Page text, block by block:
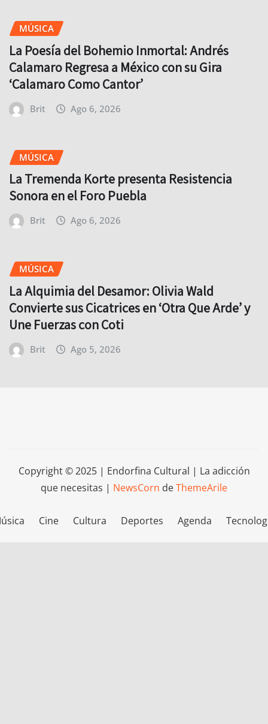
MÚSICA
La Poesía del Bohemio Inmortal: Andrés
Calamaro Regresa a México con su Gira
‘Calamaro Como Cantor’
Brit Ago 6, 2026
MÚSICA
La Tremenda Korte presenta Resistencia
Sonora en el Foro Puebla
Brit Ago 6, 2026
MÚSICA
La Alquimia del Desamor: Olivia Wald
Convierte sus Cicatrices en ‘Otra Que Arde’ y
Une Fuerzas con Coti
Brit Ago 5, 2026
Copyright © 2025 | Endorfina Cultural | La adicción
que necesitas | NewsCorn deThemeArile
Cine Cultura Deportes Agenda